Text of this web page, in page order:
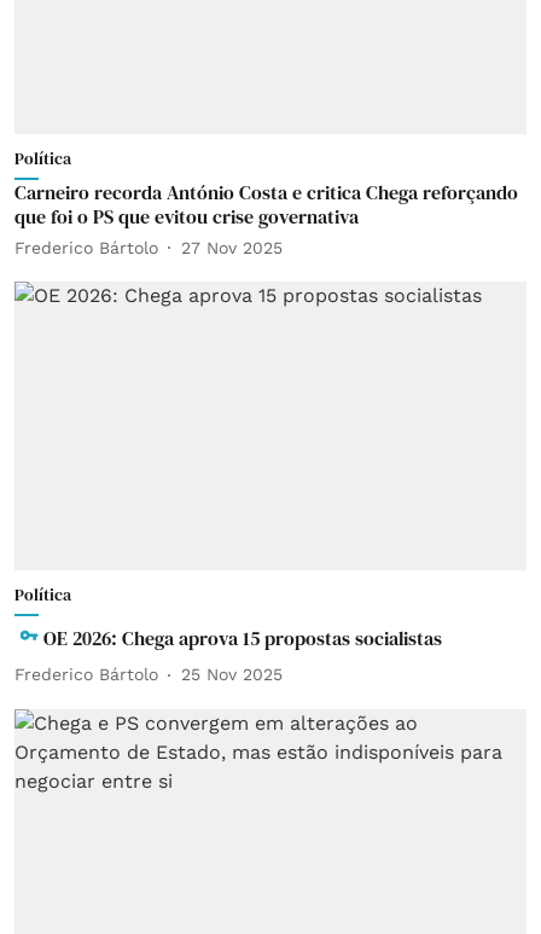
Política
Carneiro recorda António Costa e critica Chega reforçando
que foi o PS que evitou crise governativa
Frederico Bártolo 27 Nov 2025
Política
OE 2026: Chega aprova 15 propostas socialistas
Frederico Bártolo 25 Nov 2025